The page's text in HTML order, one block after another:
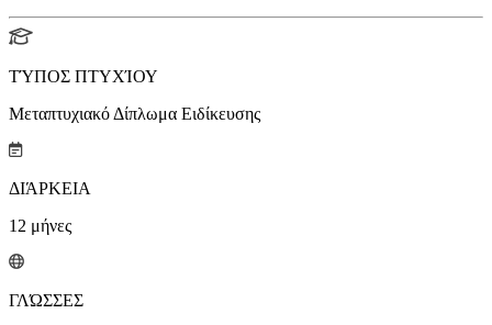
ΤΎΠΟΣ ΠΤΥΧΊΟΥ
Μεταπτυχιακό Δίπλωμα Ειδίκευσης
ΔΙΆΡΚΕΙΑ
12 μήνες
ΓΛΏΣΣΕΣ